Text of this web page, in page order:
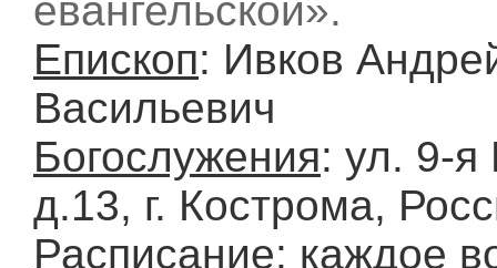
евангельской».
Епископ: Ивков
Васильевич
Богослужения: ул. 9-я
д.13, г. Кострома,
Расписание: каждое